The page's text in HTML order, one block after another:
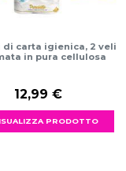
di carta igienica, 2 veli
in pura cellulosa
12,99 €
PRODOTTO